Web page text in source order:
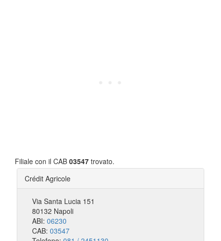
Filiale con il CAB 03547 trovato.
Crédit Agricole
Via Santa Lucia 151
80132 Napoli
ABI: 06230
CAB: 03547